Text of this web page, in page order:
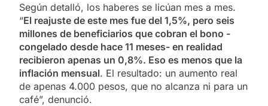
Según detalló, los haberes se licúan mes a mes.
“El reajuste de este mes fue del 1,5%, pero seis
millones de beneficiarios que cobran el bono -
congelado desde hace 11 meses- en realidad
recibieron apenas un 0,8%. Eso es menos que la
inflación mensual. El resultado: un aumento real
de apenas 4.000 pesos, que no alcanza ni para un
café”, denunció.